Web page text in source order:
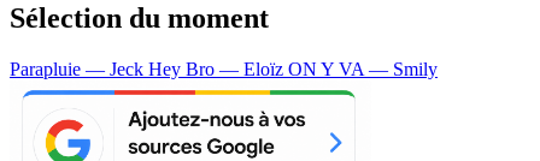
Sélection du moment
Parapluie — Jeck Hey Bro — Eloïz ON Y VA — Smily